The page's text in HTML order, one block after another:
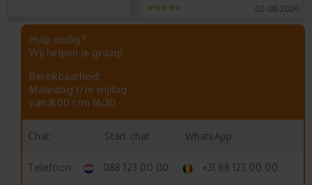
02-08-2026
Hulp nodig?
Wij helpen je graag!
Bereikbaarheid:
Maandag t/m vrijdag
van 8:00 t/m 16:30
Chat: Start chat WhatsApp
Telefoon: 088 123 00 00 +31 88 123 00 00